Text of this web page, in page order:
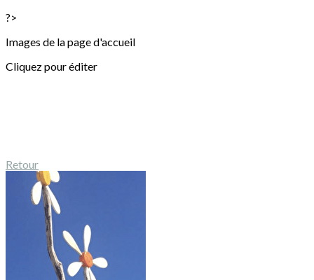
?>
Images de la page d'accueil
Cliquez pour éditer
Retour